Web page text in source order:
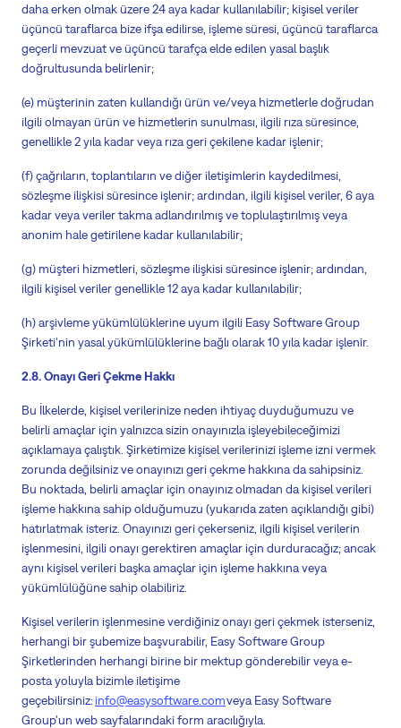
daha erken olmak üzere 24 aya kadar kullanılabilir; kişisel veriler
üçüncü taraflarca bize ifşa edilirse, işleme süresi, üçüncü taraflarca
geçerli mevzuat ve üçüncü tarafça elde edilen yasal başlık
doğrultusunda belirlenir;
(e) müşterinin zaten kullandığı ürün ve/veya hizmetlerle doğrudan
ilgili olmayan ürün ve hizmetlerin sunulması, ilgili rıza süresince,
genellikle 2 yıla kadar veya rıza geri çekilene kadar işlenir;
(f) çağrıların, toplantıların ve diğer iletişimlerin kaydedilmesi,
sözleşme ilişkisi süresince işlenir; ardından, ilgili kişisel veriler, 6 aya
kadar veya veriler takma adlandırılmış ve toplulaştırılmış veya
anonim hale getirilene kadar kullanılabilir;
(g) müşteri hizmetleri , sözleşme ilişkisi süresince işlenir; ardından,
ilgili kişisel veriler genellikle12 aya kadar kullanılabilir;
(h) arşivleme yükümlülüklerine uyum ilgili Easy Software Group
Şirketi'nin yasal yükümlülüklerine bağlı olarak 10 yıla kadar işlenir.
2.8. Onayı Geri Çekme Hakkı
Bu İlkelerde, kişisel verilerinize neden ihtiyaç duyduğumuzu ve
belirli amaçlar için yalnızca sizin onayınızla işleyebileceğimizi
açıklamaya çalıştık. Şirketimize kişisel verilerinizi işleme izni vermek
zorunda değilsiniz ve onayınızı geri çekme hakkına da sahipsiniz.
Bu noktada, belirli amaçlar için onayınız olmadan da kişisel verileri
işleme hakkına sahip olduğumuzu (yukarıda zaten açıklandığı gibi)
hatırlatmak isteriz. Onayınızı geri çekerseniz, ilgili kişisel verilerin
işlenmesini, ilgili onayı gerektiren amaçlar için durduracağız; ancak
aynı kişisel verileri başka amaçlar için işleme hakkına veya
yükümlülüğüne sahip olabiliriz.
Kişisel verilerin işlenmesine verdiğiniz onayı geri çekmek isterseniz,
herhangi bir şubemize başvurabilir, Easy Software Group
Şirketlerinden herhangi birine bir mektup gönderebilir veya e-
posta yoluyla bizimle iletişime
geçebilirsiniz: info@easysoftware.comveya Easy Software
Group'un web sayfalarındaki form aracılığıyla.